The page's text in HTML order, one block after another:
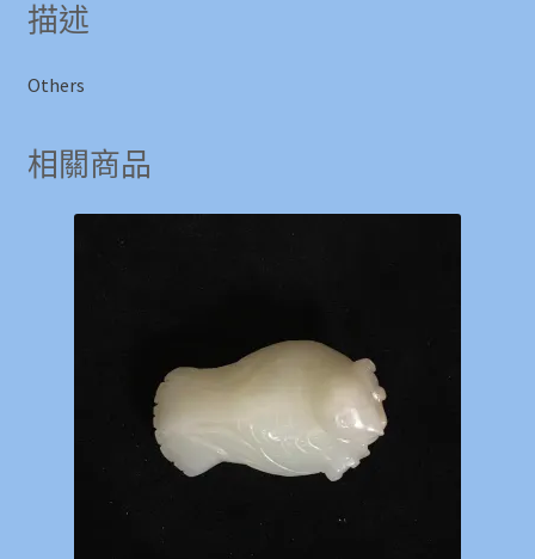
描述
Others
相關商品